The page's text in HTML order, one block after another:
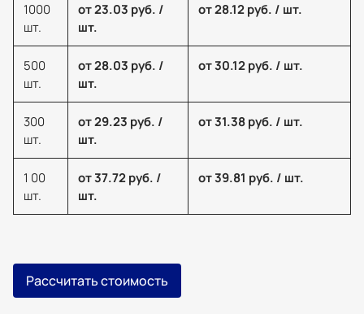
1000
шт.
от 23.03 руб. /
шт.
от 28.12 руб. / шт.
500
шт.
от 28.03 руб. /
шт.
от 30.12 руб. / шт.
300
шт.
от 29.23 руб. /
шт.
от 31.38 руб. / шт.
1 00
шт.
от 37.72 руб. /
шт.
от 39.81 руб. / шт.
Рассчитать стоимость